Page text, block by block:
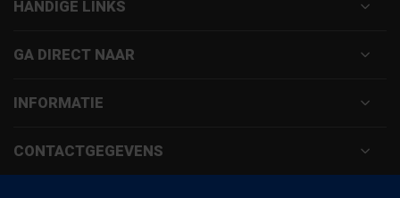
HANDIGE LINKS
GA DIRECT NAAR
INFORMATIE
CONTACTGEGEVENS